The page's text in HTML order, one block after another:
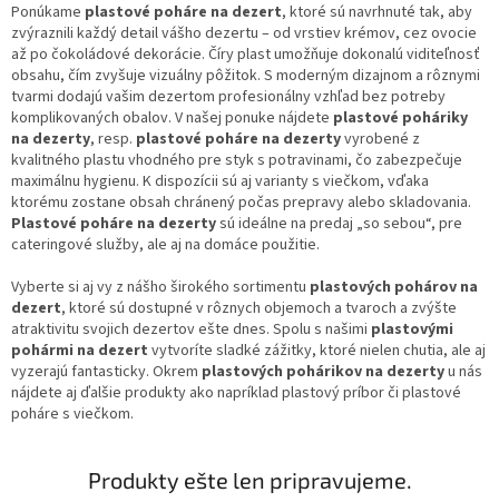
Ponúkame plastové poháre na dezert, ktoré sú navrhnuté tak, aby
zvýraznili každý detail vášho dezertu – od vrstiev krémov, cez ovocie
až po čokoládové dekorácie. Číry plast umožňuje dokonalú viditeľnosť
obsahu, čím zvyšuje vizuálny pôžitok. S moderným dizajnom a rôznymi
tvarmi dodajú vašim dezertom profesionálny vzhľad bez potreby
komplikovaných obalov. V našej ponuke nájdete plastové poháriky
na dezerty, resp. plastové poháre na dezertyvyrobené z
kvalitného plastu vhodného pre styk s potravinami, čo zabezpečuje
maximálnu hygienu. K dispozícii sú aj varianty s viečkom, vďaka
ktorému zostane obsah chránený počas prepravy alebo skladovania.
Plastové poháre na dezertysú ideálne na predaj „so sebou“, pre
cateringové služby, ale aj na domáce použitie.
Vyberte si aj vy z nášho širokého sortimentu plastových pohárov na
dezert, ktoré sú dostupné v rôznych objemoch a tvaroch a zvýšte
atraktivitu svojich dezertov ešte dnes. Spolu s našimi plastovými
pohármi na dezert vytvoríte sladké zážitky, ktoré nielen chutia, ale aj
vyzerajú fantasticky. Okrem plastových pohárikov na dezertyu nás
nájdete aj ďalšie produkty ako napríklad plastový príbor či plastové
poháre s viečkom.
Produkty ešte len pripravujeme.